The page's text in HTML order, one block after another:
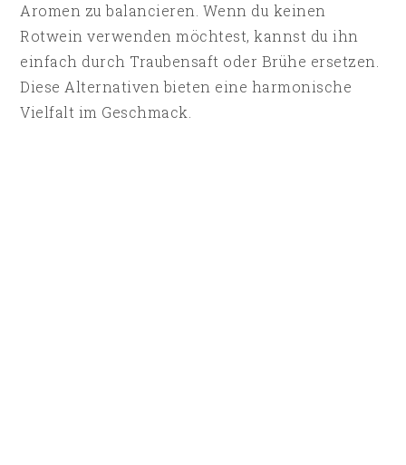
Aromen zu balancieren. Wenn du keinen
Rotwein verwenden möchtest, kannst du ihn
einfach durch Traubensaft oder Brühe ersetzen.
Diese Alternativen bieten eine harmonische
Vielfalt im Geschmack.